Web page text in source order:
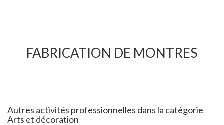
FABRICATION DE MONTRES
Autres activités professionnelles dans la catégorie
Arts et décoration